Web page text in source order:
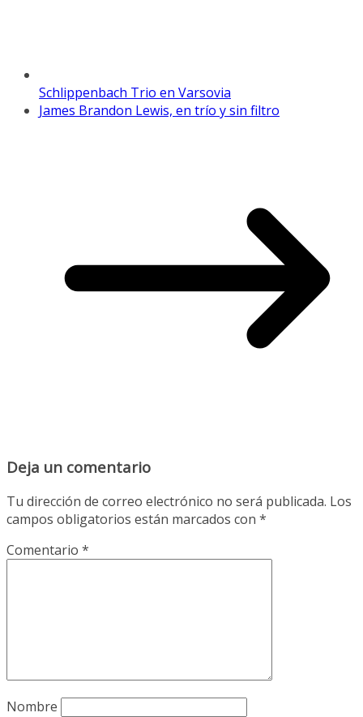
Schlippenbach Trio en Varsovia
James Brandon Lewis, en trío y sin filtro
Deja un comentario
Tu dirección de correo electrónico no será publicada. Los
campos obligatorios están marcados con *
Comentario *
Nombre